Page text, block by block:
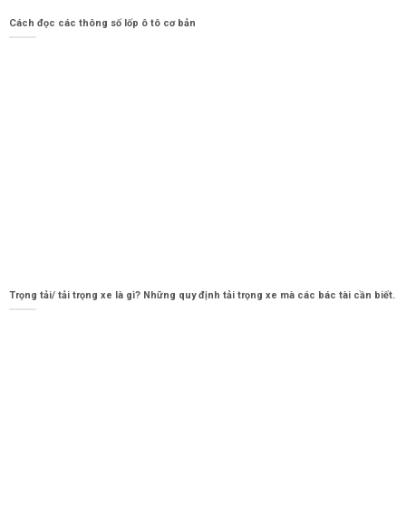
Cách đọc các thông số lốp ô tô cơ bản
Trọng tải/ tải trọng xe là gì? Những quy định tải trọng xe mà các bác tài cần biết.